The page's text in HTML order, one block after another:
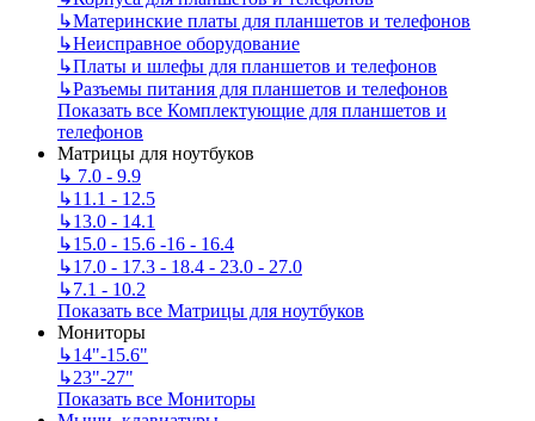
↳Материнские платы для планшетов и телефонов
↳Неисправное оборудование
↳Платы и шлефы для планшетов и телефонов
↳Разъемы питания для планшетов и телефонов
Показать все Комплектующие для планшетов и
телефонов
Матрицы для ноутбуков
↳ 7.0 - 9.9
↳11.1 - 12.5
↳13.0 - 14.1
↳15.0 - 15.6 -16 - 16.4
↳17.0 - 17.3 - 18.4 - 23.0 - 27.0
↳7.1 - 10.2
Показать все Матрицы для ноутбуков
Мониторы
↳14"-15.6"
↳23"-27"
Показать все Мониторы